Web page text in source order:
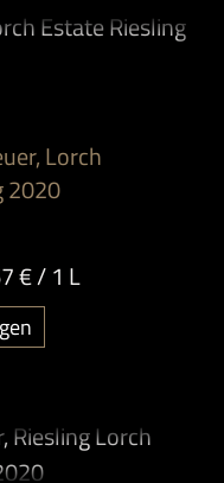
Lorch
2020
€/ 1 L